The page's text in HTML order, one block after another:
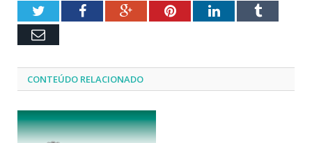
TwitterFacebookGoogle+PinterestLinkedInTumblr
Email
CONTEÚDO RELACIONADO